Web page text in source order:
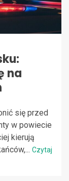
na
się przed
w powiecie
kierują
Czytaj